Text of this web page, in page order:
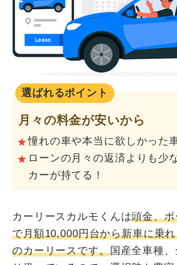
選ばれるポイント
月々の料金が安いから
憧れの車や本当に欲しかった
ローンの月々の返済よりも少
カーが持てる！
カーリースカルモくんは頭金、
で月額10,000円台から新車に乗
のカーリースです。国産全車種